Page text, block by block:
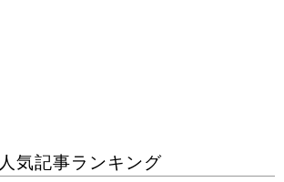
人気記事ランキング